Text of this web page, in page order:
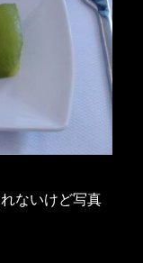
ないけど写真